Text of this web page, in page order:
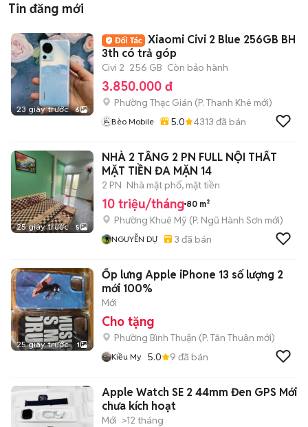
Tin đăng mới
23 giây trước 6
Xiaomi Civi 2 Blue 256GB BH
3th có trả góp
Civi 2 256 GB Còn bảo hành
3.850.000 đ
Phường Thạc Gián (P. Thanh Khê mới)
Bèo Mobile 5.0 4313 đã bán
25 giây trước 5
NHÀ 2 TẦNG 2 PN FULL NỘI THẤT
MẶT TIỀN ĐA MẶN 14
2 PN Nhà mặt phố, mặt tiền
10 triệu/tháng 80 m²
Phường Khuê Mỹ (P. Ngũ Hành Sơn mới)
NGUYỄN DỰ 3 đã bán
25 giây trước 1
Ốp lưng Apple iPhone 13 số lượng 2
mới 100%
Mới
Cho tặng
Phường Bình Thuận (P. Tân Thuận mới)
Kiều My 5.0 9 đã bán
Apple Watch SE 2 44mm Đen GPS Mới
chưa kích hoạt
Mới >12 tháng